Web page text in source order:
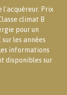
l'acquéreur. Prix
climat B
pour un
les années
informations
disponibles sur